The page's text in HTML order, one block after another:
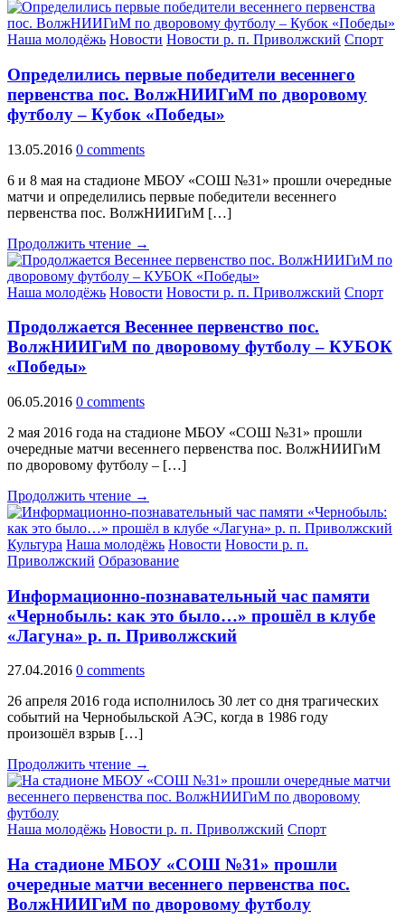
Наша молодёжь Новости Новости р. п. Приволжский Спорт
Определились первые победители весеннего
первенства пос. ВолжНИИГиМ по дворовому
футболу – Кубок «Победы»
13.05.2016 0 comments
6 и 8 мая на стадионе МБОУ «СОШ №31» прошли очередные
матчи и определились первые победители весеннего
первенства пос. ВолжНИИГиМ […]
Продолжить чтение →
Наша молодёжь Новости Новости р. п. Приволжский Спорт
Продолжается Весеннее первенство пос.
ВолжНИИГиМ по дворовому футболу – КУБОК
«Победы»
06.05.2016 0 comments
2 мая 2016 года на стадионе МБОУ «СОШ №31» прошли
очередные матчи весеннего первенства пос. ВолжНИИГиМ
по дворовому футболу – […]
Продолжить чтение →
Культура Наша молодёжь Новости Новости р. п.
Приволжский Образование
Информационно-познавательный час памяти
«Чернобыль: как это было…» прошёл в клубе
«Лагуна» р. п. Приволжский
27.04.2016 0 comments
26 апреля 2016 года исполнилось 30 лет со дня трагических
событий на Чернобыльской АЭС, когда в 1986 году
произошёл взрыв […]
Продолжить чтение →
Наша молодёжь Новости р. п. Приволжский Спорт
На стадионе МБОУ «СОШ №31» прошли
очередные матчи весеннего первенства пос.
ВолжНИИГиМ по дворовому футболу